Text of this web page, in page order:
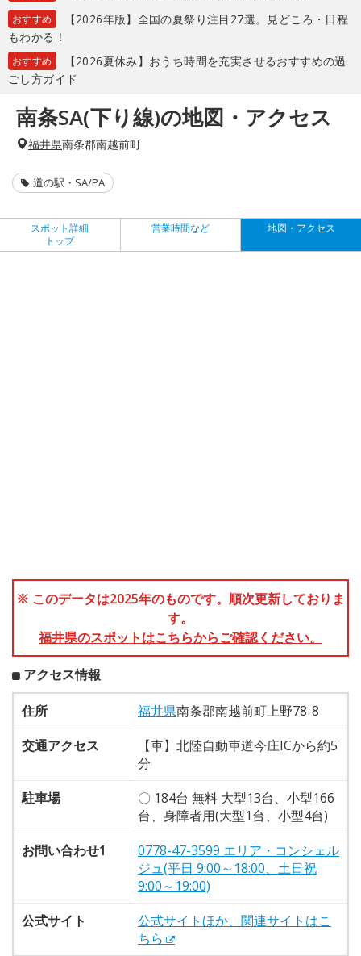
おすすめ
【2026年版】全国の夏祭り注目27選。見どころ・日程
もわかる！
おすすめ
【2026夏休み】おうち時間を充実させるおすすめの過
ごし方ガイド
南条SA(下り線)の地図・アクセス
福井県南条郡南越前町
道の駅・SA/PA
スポット詳細
トップ
営業時間など 地図・アクセス
※ このデータは2025年のものです。順次更新しておりま
す。
福井県のスポットはこちらからご確認ください。
アクセス情報
住所 福井県南条郡南越前町上野78-8
交通アクセス
【車】北陸自動車道今庄ICから約5
分
駐車場
〇 184台 無料 大型13台、小型166
台、身障者用(大型1台、小型4台)
お問い合わせ1
0778-47-3599 エリア・コンシェル
ジュ(平日 9:00～18:00、土日祝
9:00～19:00)
公式サイト
公式サイトほか、関連サイトはこ
ちら